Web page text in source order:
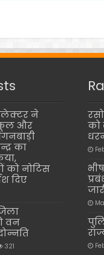
ने
और
का
को नोटिस
दिए
वन
321
को